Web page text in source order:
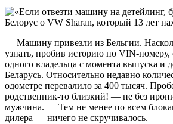
— Машину привезли из Бельгии.
узнать, пробив историю по VIN-номеру,
одного владельца с момента выпуска и
Беларусь. Относительно недавно
одометре перевалило за 400 тысяч.
родственник-то близкий! — не без
мужчина. — Тем не менее по всем
дилера — ничего не скручивалось.